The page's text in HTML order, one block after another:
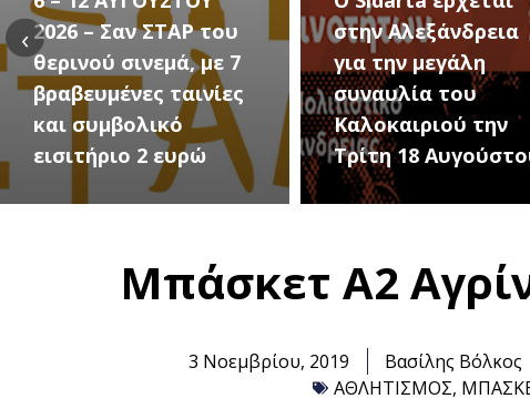
στην Αλεξάνδρεια
για την μεγάλη
συναυλία του
Καλοκαιριού την
Τρίτη 18 Αυγούστου
Καλλιτεχνικές
Εκδηλώσεις Νέου
Προδρόμου
(Μεταμόρφωση του
Σωτήρος)
‹
Μπάσκετ Α2
3 Νοεμβρίου, 2019 Βασίλης Βόλκος
ΑΘΛΗΤΙΣΜΟΣ,